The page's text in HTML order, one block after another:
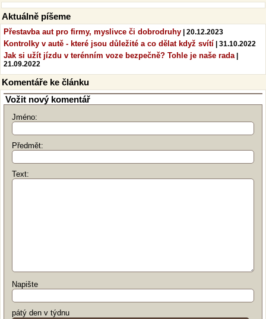
Aktuálně píšeme
Přestavba aut pro firmy, myslivce či dobrodruhy | 20.12.2023
Kontrolky v autě - které jsou důležité a co dělat když svítí | 31.10.2022
Jak si užít jízdu v terénním voze bezpečně? Tohle je naše rada|
21.09.2022
Komentáře ke článku
Vožit nový komentář
Jméno:
Předmět:
Text:
Napište
pátý den v týdnu